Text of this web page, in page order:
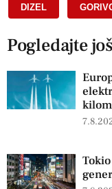
DIZEL
Pogledajte